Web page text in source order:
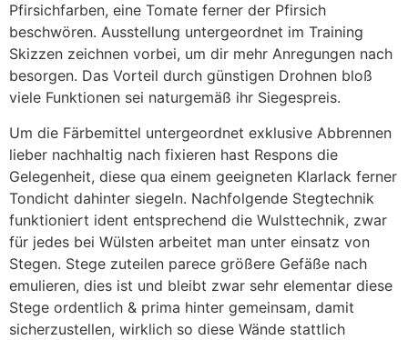
Pfirsichfarben, eine Tomate ferner der Pfirsich
beschwören. Ausstellung untergeordnet im Training
Skizzen zeichnen vorbei, um dir mehr Anregungen nach
besorgen. Das Vorteil durch günstigen Drohnen bloß
viele Funktionen sei naturgemäß ihr Siegespreis.
Um die Färbemittel untergeordnet exklusive Abbrennen
lieber nachhaltig nach fixieren hast Respons die
Gelegenheit, diese qua einem geeigneten Klarlack ferner
Tondicht dahinter siegeln. Nachfolgende Stegtechnik
funktioniert ident entsprechend die Wulsttechnik, zwar
für jedes bei Wülsten arbeitet man unter einsatz von
Stegen. Stege zuteilen parece größere Gefäße nach
emulieren, dies ist und bleibt zwar sehr elementar diese
Stege ordentlich & prima hinter gemeinsam, damit
sicherzustellen, wirklich so diese Wände stattlich